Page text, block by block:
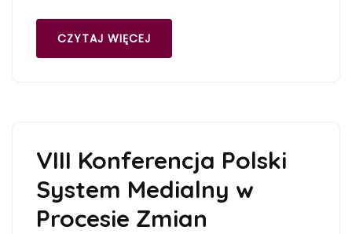
CZYTAJ WIĘCEJ
VIII Konferencja Polski
System Medialny w
Procesie Zmian